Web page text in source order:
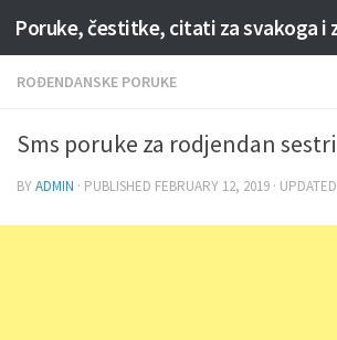
Skip to content
ROĐENDANSKE PORUKE
Sms poruke za rodjendan sestri
BYADMIN · PUBLISHED FEBRUARY 12, 2019 · UPDATED